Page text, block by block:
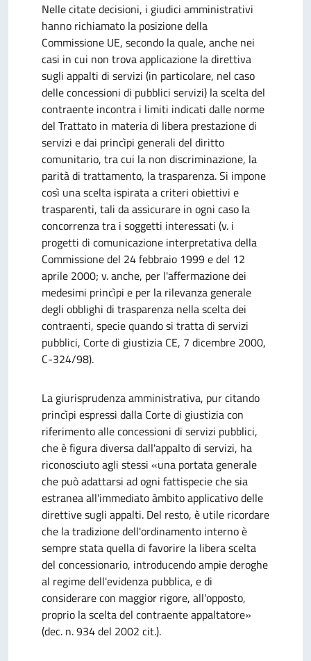
Nelle citate decisioni, i giudici amministrativi
hanno richiamato la posizione della
Commissione UE, secondo la quale, anche nei
casi in cui non trova applicazione la direttiva
sugli appalti di servizi (in particolare, nel caso
delle concessioni di pubblici servizi) la scelta del
contraente incontra i limiti indicati dalle norme
del Trattato in materia di libera prestazione di
servizi e dai princìpi generali del diritto
comunitario, tra cui la non discriminazione, la
parità di trattamento, la trasparenza. Si impone
così una scelta ispirata a criteri obiettivi e
trasparenti, tali da assicurare in ogni caso la
concorrenza tra i soggetti interessati (v. i
progetti di comunicazione interpretativa della
Commissione del 24 febbraio 1999 e del 12
aprile 2000; v. anche, per l'affermazione dei
medesimi princìpi e per la rilevanza generale
degli obblighi di trasparenza nella scelta dei
contraenti, specie quando si tratta di servizi
pubblici, Corte di giustizia CE, 7 dicembre 2000,
C-324/98).
La giurisprudenza amministrativa, pur citando
princìpi espressi dalla Corte di giustizia con
riferimento alle concessioni di servizi pubblici,
che è figura diversa dall'appalto di servizi, ha
riconosciuto agli stessi «una portata generale
che può adattarsi ad ogni fattispecie che sia
estranea all'immediato àmbito applicativo delle
direttive sugli appalti. Del resto, è utile ricordare
che la tradizione dell'ordinamento interno è
sempre stata quella di favorire la libera scelta
del concessionario, introducendo ampie deroghe
al regime dell'evidenza pubblica, e di
considerare con maggior rigore, all'opposto,
proprio la scelta del contraente appaltatore»
(dec. n. 934 del 2002 cit.).